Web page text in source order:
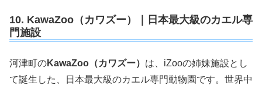
10. KawaZoo（カワズー）｜日本最大級のカエル専
門施設
河津町のKawaZoo（カワズー） は、iZooの姉妹施設とし
て誕生した、日本最大級のカエル専門動物園です。世界中